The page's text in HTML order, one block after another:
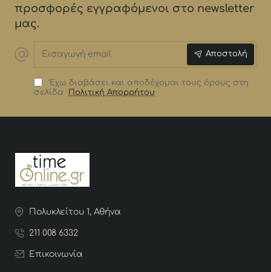
προσφορές εγγραφόμενοι στο newsletter
μας.
email
Αποστολή
Έχω διαβάσει και αποδέχομαι τους όρους στη
σελίδα
Πολιτική Απορρήτου
Πολυκλείτου 1, Αθήνα
211 008 6332
Επικοινωνία